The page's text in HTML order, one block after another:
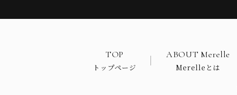
TOP
トップページ
ABOUT Merelle
Merelleとは